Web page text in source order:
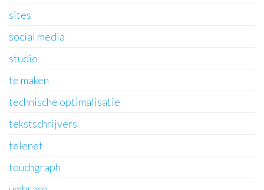
sites
social media
studio
te maken
technische optimalisatie
tekstschrijvers
telenet
touchgraph